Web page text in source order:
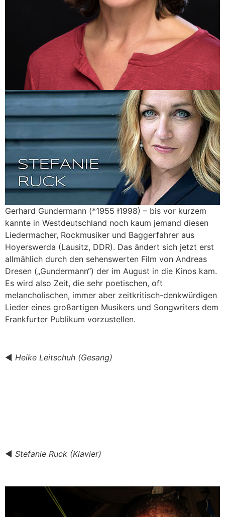
Gerhard Gundermann (*1955 Ɨ1998) – bis vor kurzem
kannte in Westdeutschland noch kaum jemand diesen
Liedermacher, Rockmusiker und Baggerfahrer aus
Hoyerswerda (Lausitz, DDR). Das ändert sich jetzt erst
allmählich durch den sehenswerten Film von Andreas
Dresen („Gundermann“) der im August in die Kinos kam.
Es wird also Zeit, die sehr poetischen, oft
melancholischen, immer aber zeitkritisch-denkwürdigen
Lieder eines großartigen Musikers und Songwriters dem
Frankfurter Publikum vorzustellen.
◀︎ Heike Leitschuh (Gesang)
◀︎ Stefanie Ruck (Klavier)